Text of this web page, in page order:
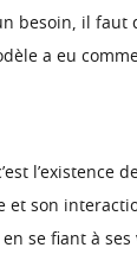
besoin, il
a eu
son
se fiant à